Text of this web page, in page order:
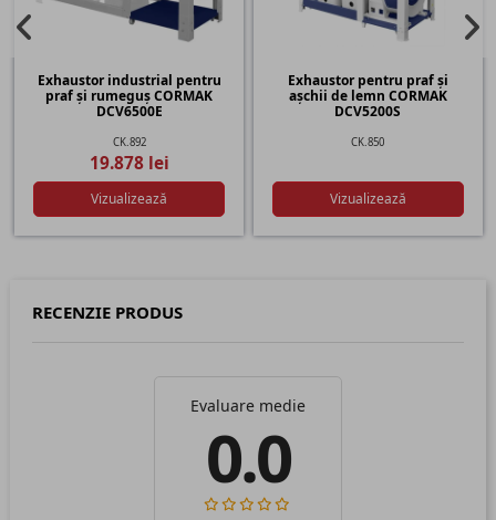
Exhaustor industrial pentru
praf și rumeguș CORMAK
DCV6500E
CK.892
19.878 lei
Vizualizează
Exhaustor pentru praf și
așchii de lemn CORMAK
DCV5200S
CK.850
Vizualizează
RECENZIE PRODUS
Evaluare medie
0.0